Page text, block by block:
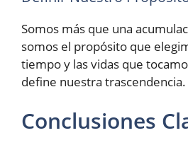
Somos más que una
somos el propósito que
tiempo y las vidas que
define nuestra trascendencia.
Conclusiones